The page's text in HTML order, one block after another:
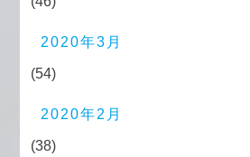
2020年3月
(54)
2020年2月
(38)